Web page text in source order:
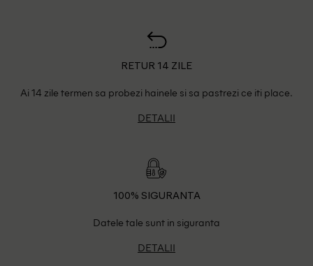
RETUR 14 ZILE
Ai 14 zile termen sa probezi hainele si sa pastrezi ce iti place.
DETALII
100% SIGURANTA
Datele tale sunt in siguranta
DETALII